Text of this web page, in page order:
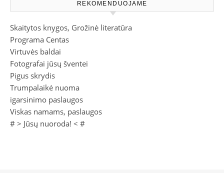
REKOMENDUOJAME
Skaitytos knygos, Grožinė literatūra
Programa Centas
Virtuvės baldai
Fotografai jūsų šventei
Pigus skrydis
Trumpalaikė nuoma
igarsinimo paslaugos
Viskas namams, paslaugos
# > Jūsų nuoroda! < #